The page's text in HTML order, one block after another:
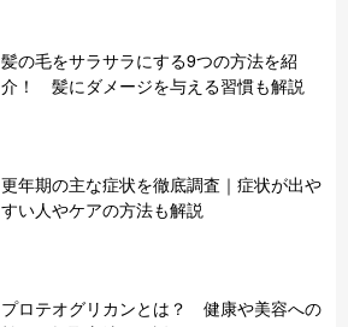
髪の毛をサラサラにする9つの方法を紹
介！ 髪にダメージを与える習慣も解説
更年期の主な症状を徹底調査｜症状が出や
すい人やケアの方法も解説
プロテオグリカンとは？ 健康や美容への